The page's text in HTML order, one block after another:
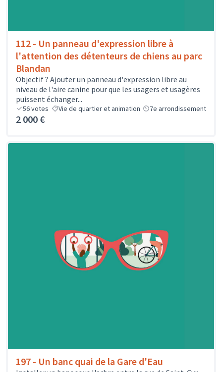
112 - Un panneau d'expression libre à
l'attention des détenteurs de chiens au parc
Blandan
Objectif ? Ajouter un panneau d'expression libre au
niveau de l'aire canine pour que les usagers et usagères
puissent échanger...
56votes Vie de quartier et animation 7e arrondissement
2 000 €
197 - Un banc quai de la Gare d'Eau